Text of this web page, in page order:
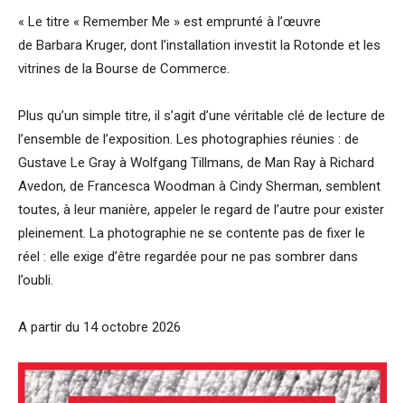
« Le titre « Remember Me » est emprunté à l’œuvre
de Barbara Kruger, dont l’installation investit la Rotonde et les
vitrines de la Bourse de Commerce.
Plus qu’un simple titre, il s’agit d’une véritable clé de lecture de
l’ensemble de l’exposition. Les photographies réunies : de
Gustave Le Gray à Wolfgang Tillmans, de Man Ray à Richard
Avedon, de Francesca Woodman à Cindy Sherman, semblent
toutes, à leur manière, appeler le regard de l’autre pour exister
pleinement. La photographie ne se contente pas de fixer le
réel : elle exige d’être regardée pour ne pas sombrer dans
l’oubli.
A partir du 14 octobre 2026